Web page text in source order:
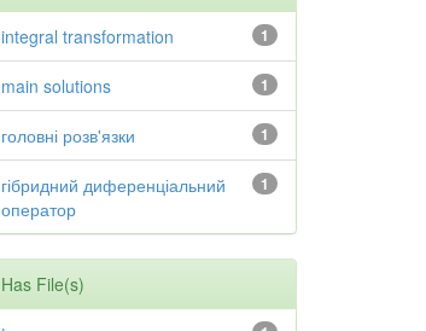
1
integral transformation
1
main solutions
1
головні розв'язки
1
гібридний диференціальний
оператор
Has File(s)